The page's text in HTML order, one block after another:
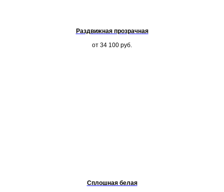
Раздвижная прозрачная
от 34 100 руб.
Сплошная белая